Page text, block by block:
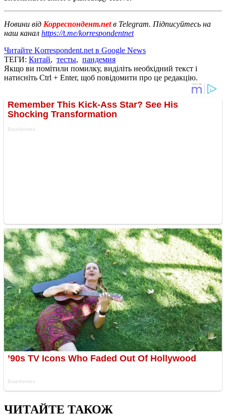
Новини від Корреспондент.netв Telegram. Підписуйтесь на
наш канал https://t.me/korrespondentnet
Читайте Korrespondent.net в Google News
ТЕГИ: Китай, тесты, пандемия
Якщо ви помітили помилку, виділіть необхідний текст і
натисніть Ctrl + Enter, щоб повідомити про це редакцію.
ЧИТАЙТЕ ТАКОЖ